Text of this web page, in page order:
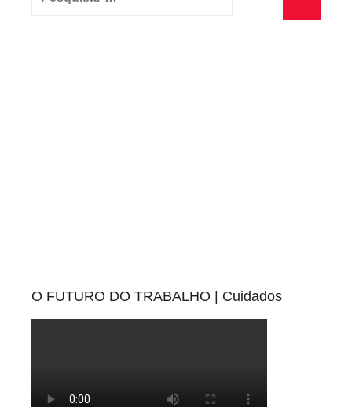
O FUTURO DO TRABALHO | Cuidados